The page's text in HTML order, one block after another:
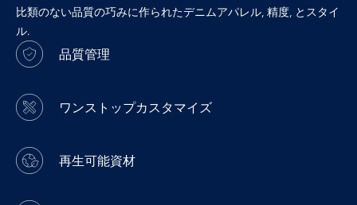
比類のない品質の巧みに作られたデニムアパレル, 精度, とスタイ
ル.
品質管理
ワンストップカスタマイズ
再生可能資材